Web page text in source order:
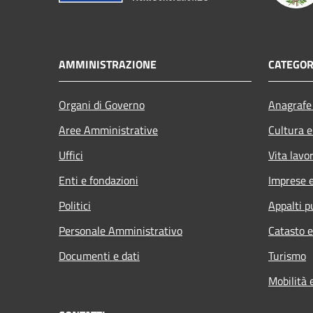
AMMINISTRAZIONE
Organi di Governo
Aree Amministrative
Uffici
Enti e fondazioni
Politici
Personale Amministrativo
Documenti e dati
Cultura
Vita
Imprese
Appalti
Catasto
Turismo
Mobilità